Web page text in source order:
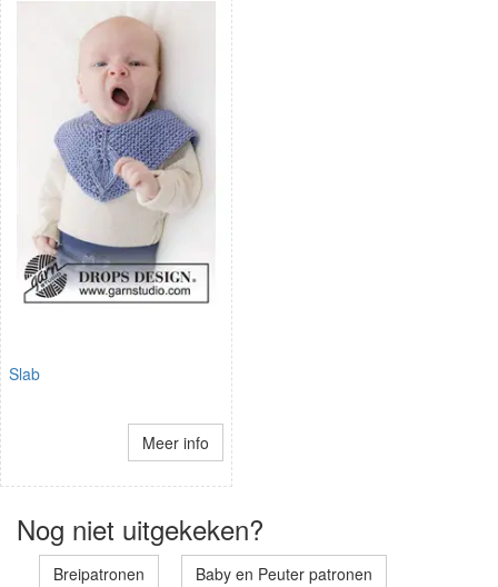
Slab
Meer info
Nog niet uitgekeken?
Breipatronen
Baby en Peuter patronen